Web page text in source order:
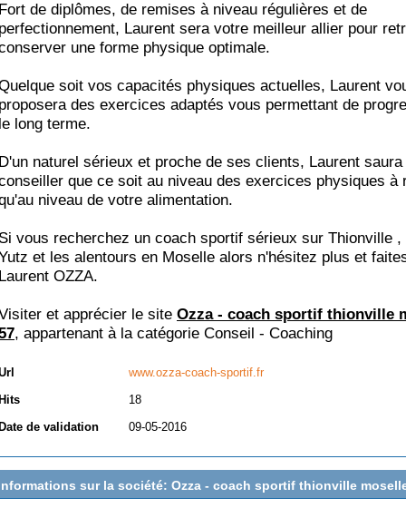
de diplômes, de remises à niveau régulières et de
Laurent sera votre meilleur allier pour
une forme physique optimale.
soit vos capacités physiques actuelles, Laurent
des exercices adaptés vous permettant de
long terme.
naturel sérieux et proche de ses clients, Laurent
que ce soit au niveau des exercices physiques à
niveau de votre alimentation.
vous recherchez un coach sportif sérieux sur Thionville ,
et les alentours en Moselle alors n'hésitez plus et
OZZA.
et apprécier le site Ozza - coach sportif thionville
, appartenant à la catégorie Conseil - Coaching
www.ozza-coach-sportif.fr
18
de validation
09-05-2016
sur la société: Ozza - coach sportif thionville